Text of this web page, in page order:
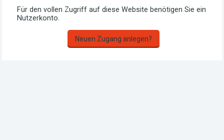
Für den vollen Zugriff auf diese Website benötigen Sie ein
Nutzerkonto.